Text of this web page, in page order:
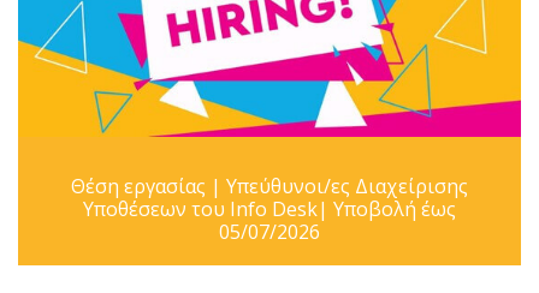
Θέση εργασίας | Υπεύθυνοι/ες Διαχείρισης
Υποθέσεων του Info Desk| Υποβολή έως
05/07/2026